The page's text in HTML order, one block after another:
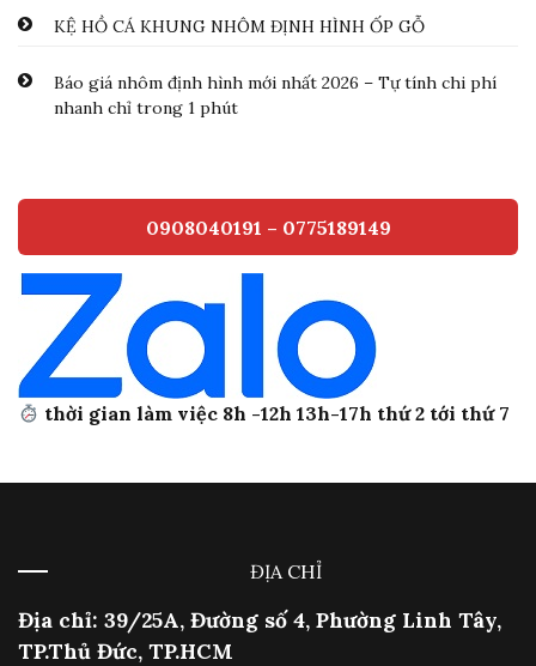
KỆ HỒ CÁ KHUNG NHÔM ĐỊNH HÌNH ỐP GỖ
Báo giá nhôm định hình mới nhất 2026 – Tự tính chi phí
nhanh chỉ trong 1 phút
0908040191 – 0775189149
thời gian làm việc 8h -12h 13h-17h thứ 2 tới thứ 7
ĐỊA CHỈ
Địa chỉ: 39/25A, Đường số 4, Phường Linh Tây,
TP.Thủ Đức, TP.HCM